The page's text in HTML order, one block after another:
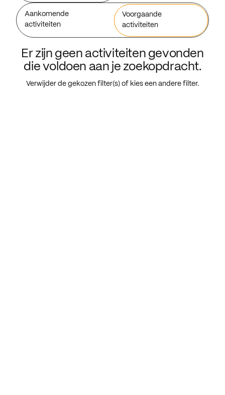
Aankomende
activiteiten
Voorgaande
activiteiten
Er zijn geen activiteiten gevonden
die voldoen aan je zoekopdracht.
Verwijder de gekozen filter(s) of kies een andere filter.